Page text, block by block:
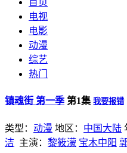
首页
电视
电影
动漫
综艺
热门
镇魂街 第一季第1集 我要报错
类型： 动漫 地区： 中国大陆
洁 主演： 黎筱濛 宝木中阳